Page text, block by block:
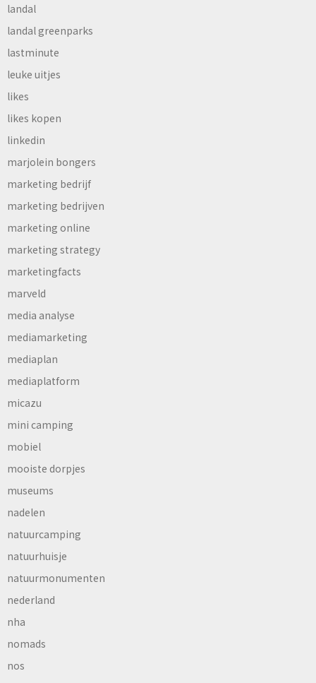
landal
landal greenparks
lastminute
leuke uitjes
likes
likes kopen
linkedin
marjolein bongers
marketing bedrijf
marketing bedrijven
marketing online
marketing strategy
marketingfacts
marveld
media analyse
mediamarketing
mediaplan
mediaplatform
micazu
mini camping
mobiel
mooiste dorpjes
museums
nadelen
natuurcamping
natuurhuisje
natuurmonumenten
nederland
nha
nomads
nos